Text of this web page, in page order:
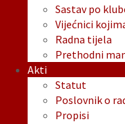
Sastav po
Vijećnici
Radna tijela
Prethodni
Akti
Statut
Poslovnik o
Propisi